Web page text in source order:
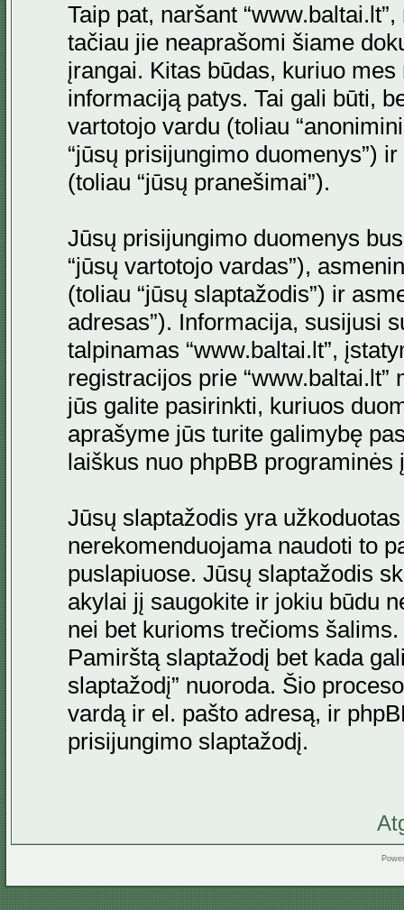
Taip pat, naršant
tačiau jie neaprašomi šiame
įrangai. Kitas būdas, kuriuo
informaciją patys. Tai gali būti,
vartotojo vardu (toliau
“jūsų prisijungimo duomenys”)
(toliau “jūsų pranešimai”).
Jūsų prisijungimo duomenys
“jūsų vartotojo vardas”),
(toliau “jūsų slaptažodis”) ir
adresas”). Informacija, susijusi
talpinamas “www.baltai.lt”,
registracijos prie
jūs galite pasirinkti, kuriuos
aprašyme jūs turite galimybę
laiškus nuo phpBB programinės
Jūsų slaptažodis yra
nerekomenduojama naudoti to
puslapiuose. Jūsų slaptažodis
akylai jį saugokite ir jokiu būdu
nei bet kurioms trečioms
Pamirštą slaptažodį bet kada
slaptažodį” nuoroda. Šio
vardą ir el. pašto adresą, ir
prisijungimo slaptažodį.